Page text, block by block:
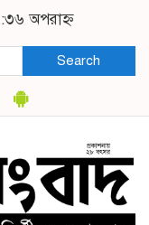
অপরাহ্ন
Search